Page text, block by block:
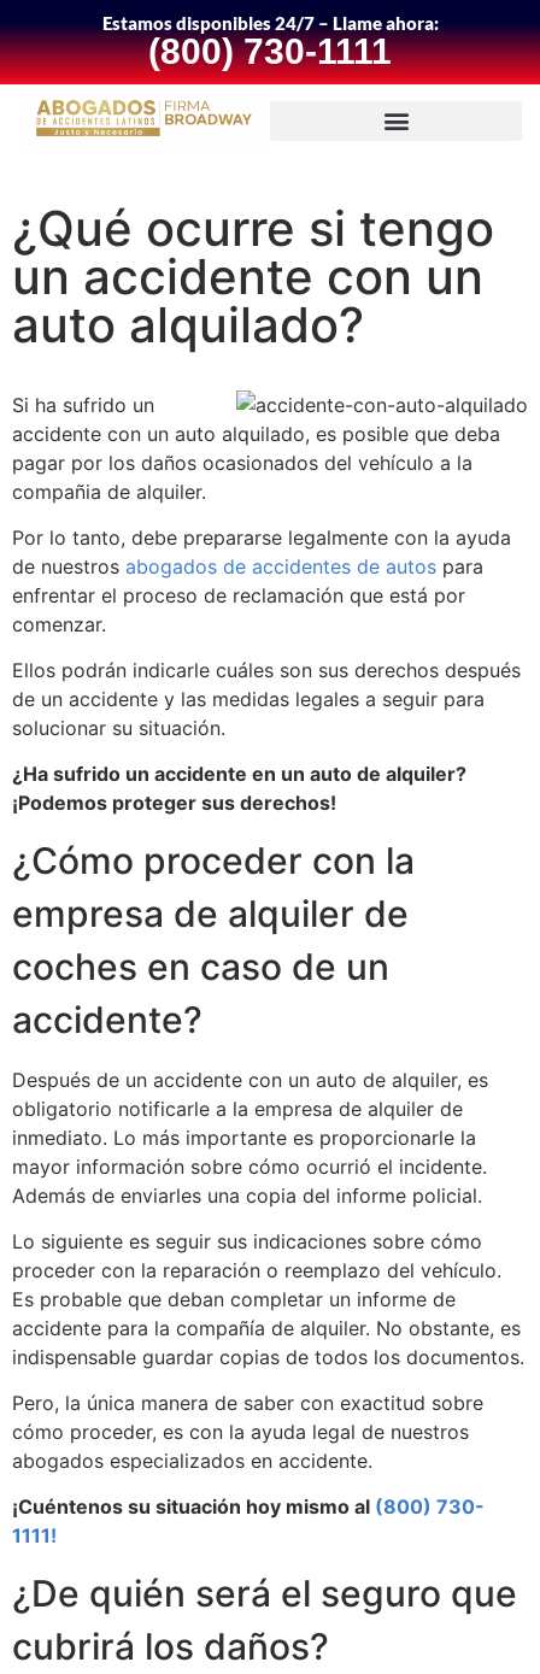
Estamos disponibles 24/7 – Llame ahora:
(800) 730-1111
¿Qué ocurre si tengo
un accidente con un
auto alquilado?
Si ha sufrido un
accidente con un auto alquilado, es posible que deba
pagar por los daños ocasionados del vehículo a la
compañia de alquiler.
Por lo tanto, debe prepararse legalmente con la ayuda
de nuestros abogados de accidentes de autos para
enfrentar el proceso de reclamación que está por
comenzar.
Ellos podrán indicarle cuáles son sus derechos después
de un accidente y las medidas legales a seguir para
solucionar su situación.
¿Ha sufrido un accidente en un auto de alquiler?
¡Podemos proteger sus derechos!
¿Cómo proceder con la
empresa de alquiler de
coches en caso de un
accidente?
Después de un accidente con un auto de alquiler, es
obligatorio notificarle a la empresa de alquiler de
inmediato. Lo más importante es proporcionarle la
mayor información sobre cómo ocurrió el incidente.
Además de enviarles una copia del informe policial.
Lo siguiente es seguir sus indicaciones sobre cómo
proceder con la reparación o reemplazo del vehículo.
Es probable que deban completar un informe de
accidente para la compañía de alquiler. No obstante, es
indispensable guardar copias de todos los documentos.
Pero, la única manera de saber con exactitud sobre
cómo proceder, es con la ayuda legal de nuestros
abogados especializados en accidente.
¡Cuéntenos su situación hoy mismo al (800) 730-
1111!
¿De quién será el seguro que
cubrirá los daños?